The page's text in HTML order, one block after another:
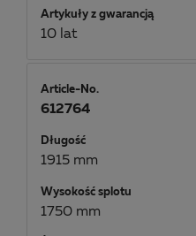
Artykuły z gwarancją
10 lat
Article-No.
612764
Długość
1915 mm
Wysokość splotu
1750 mm